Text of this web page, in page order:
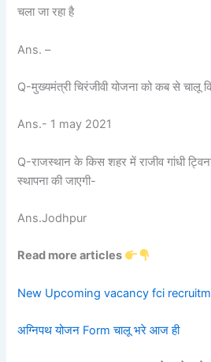
चला जा रहा है
Ans. –
Q-मुख्यमंत्री चिरंजीवी योजना को कब से चालू
Ans.- 1 may 2021
Q-राजस्थान के किस शहर में राजीव गांधी
स्थापना की जाएगी-
Ans.Jodhpur
Read more articles
New Upcoming vacancy fci
अग्निपथ योजन Form चालू भरे आज ही